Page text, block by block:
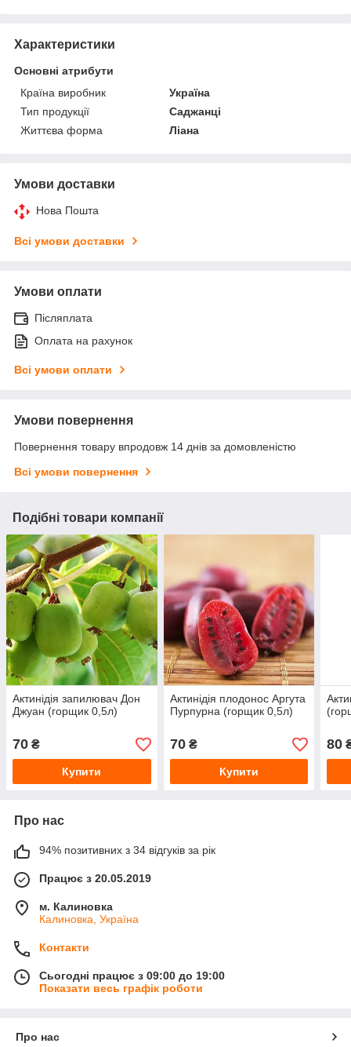
Характеристики
Основні атрибути
Країна виробник
Україна
Тип продукції
Саджанці
Життєва форма
Ліана
Умови доставки
Нова Пошта
Всі умови доставки
Умови оплати
Післяплата
Оплата на рахунок
Всі умови оплати
Умови повернення
Повернення товару впродовж 14 днів за домовленістю
Всі умови повернення
Подібні товари компанії
Актинідія запилювач Дон
Джуан (горщик 0,5л)
70 ₴
Купити
Актинідія плодонос Аргута
Пурпурна (горщик 0,5л)
70₴
Купити
80
Про нас
94% позитивних з 34 відгуків за рік
Працює з 20.05.2019
м. Калиновка
Калиновка, Україна
Контакти
Сьогодні працює з 09:00 до 19:00
Показати весь графік роботи
Про нас